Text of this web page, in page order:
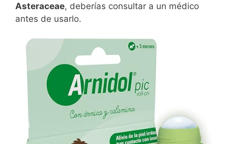
Asteraceae, deberías consultar a un médico
antes de usarlo.